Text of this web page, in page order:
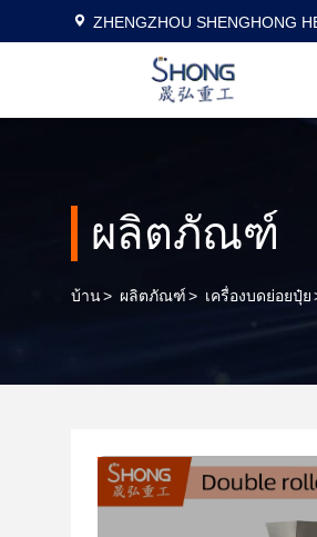
ZHENGZHOU SHENGHONG
ผลิตภัณฑ์
บ้าน> ผลิตภัณฑ์> เครื่องบดย่อยปุ๋ย